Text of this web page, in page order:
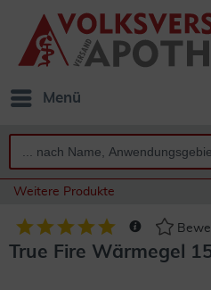
Menü
Weitere Produkte
True Fire Wärmegel